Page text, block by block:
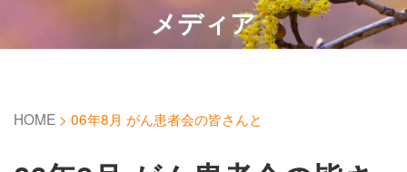
メディア
HOME > 06年8月 がん患者会の皆さんと